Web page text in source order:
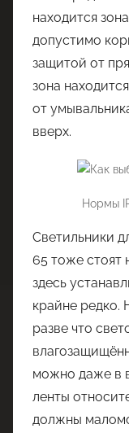
находится
допустимо
защитой от
зона
от
вверх.
Нормы
Светильники
65 тоже стоят
здесь
крайне редко.
разве что
можно даже в
ленты
должны